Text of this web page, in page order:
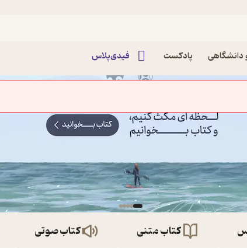
دانشگاهی پادکست فیدی‌پلاس
کتاب متنی کتاب صوتی